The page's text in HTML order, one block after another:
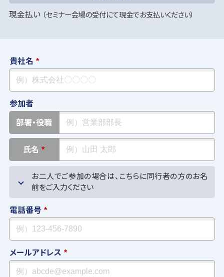
現金払い（セミナー会場の受付にて現金でお支払いください）
貴社名 *
参加者
部署・役職
氏名 *
お二人でご参加の場合は、こちらに同行者の方のお名
前をご入力ください
電話番号 *
メールアドレス *